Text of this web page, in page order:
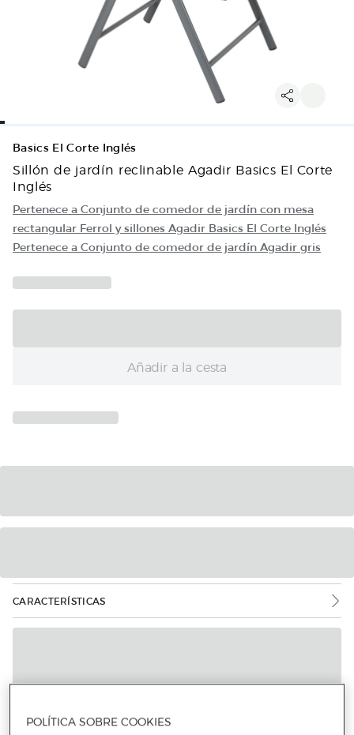
Basics El Corte Inglés
Sillón de jardín reclinable Agadir Basics El Corte
Inglés
Pertenece a Conjunto de comedor de jardín con mesa
rectangular Ferrol y sillones Agadir Basics El Corte Inglés
Pertenece a Conjunto de comedor de jardín Agadir gris
Añadir a la cesta
CARACTERÍSTICAS
POLÍTICA SOBRE COOKIES